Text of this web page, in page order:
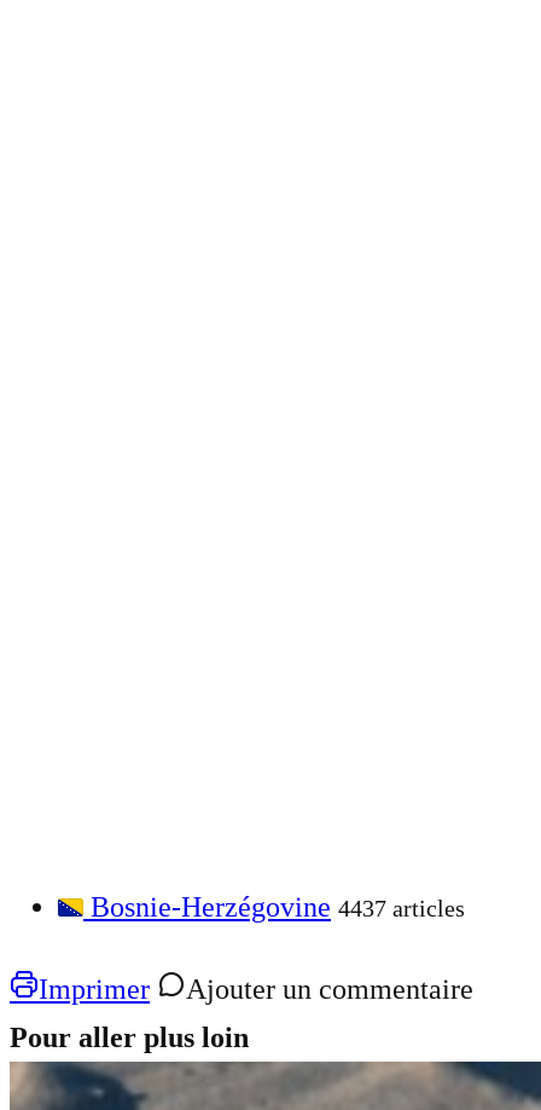
Bosnie-Herzégovine 4437 articles
Imprimer
Ajouter un commentaire
Pour aller plus loin